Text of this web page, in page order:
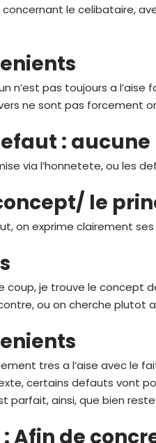
concernant le celibataire,
n’est pas toujours a
ne sont pas forcement
:
via l’honnetete, ou les
le
on exprime clairement
coup, je trouve le concept
ou on cherche plutot
tres a l’aise avec le
certains defauts vont
parfait, ainsi, que bien
Afin de